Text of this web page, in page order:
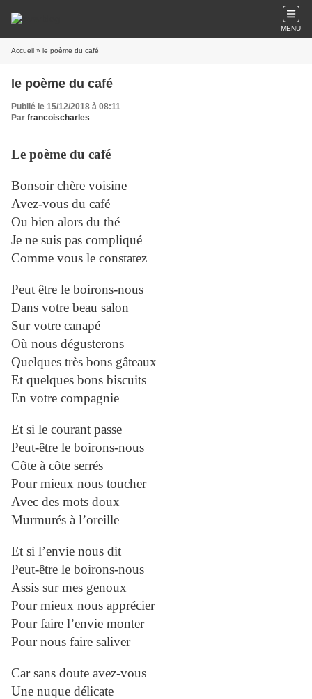
MENU
Accueil » le poème du café
le poème du café
Publié le 15/12/2018 à 08:11
Par francoischarles
Le poème du café
Bonsoir chère voisine
Avez-vous du café
Ou bien alors du thé
Je ne suis pas compliqué
Comme vous le constatez
Peut être le boirons-nous
Dans votre beau salon
Sur votre canapé
Où nous dégusterons
Quelques très bons gâteaux
Et quelques bons biscuits
En votre compagnie
Et si le courant passe
Peut-être le boirons-nous
Côte à côte serrés
Pour mieux nous toucher
Avec des mots doux
Murmurés à l’oreille
Et si l’envie nous dit
Peut-être le boirons-nous
Assis sur mes genoux
Pour mieux nous apprécier
Pour faire l’envie monter
Pour nous faire saliver
Car sans doute avez-vous
Une nuque délicate